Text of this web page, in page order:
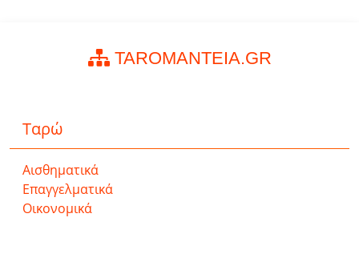
TAROMANTEIA.GR
Ταρώ
Αισθηματικά
Επαγγελματικά
Οικονομικά